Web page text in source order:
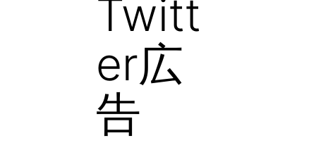
Twitt
er広
告